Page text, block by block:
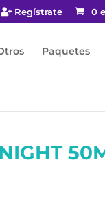
Regístrate 0
Paquetes